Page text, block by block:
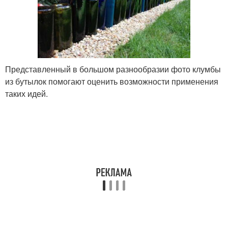
Представленный в большом разнообразии фото клумбы
из бутылок помогают оценить возможности применения
таких идей.